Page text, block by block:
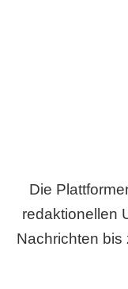
Die
redaktionellen
Nachrichten bis